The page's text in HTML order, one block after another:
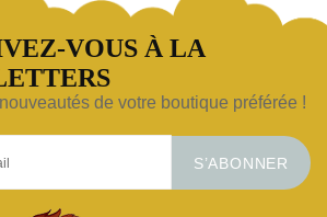
VOUS À LA
de votre boutique préférée !
S’ABONNER